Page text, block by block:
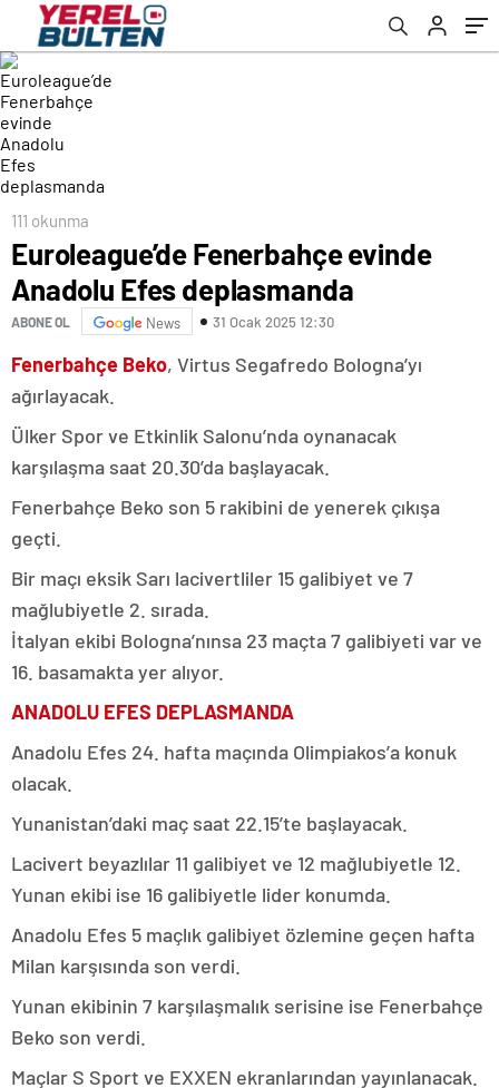
111 okunma
Euroleague’de Fenerbahçe evinde
Anadolu Efes deplasmanda
ABONE OL News 31 Ocak 2025 12:30
Fenerbahçe Beko, Virtus Segafredo Bologna’yı
ağırlayacak.
Ülker Spor ve Etkinlik Salonu’nda oynanacak
karşılaşma saat 20.30’da başlayacak.
Fenerbahçe Beko son 5 rakibini de yenerek çıkışa
geçti.
Bir maçı eksik Sarı lacivertliler 15 galibiyet ve 7
mağlubiyetle 2. sırada.
İtalyan ekibi Bologna’nınsa 23 maçta 7 galibiyeti var ve
16. basamakta yer alıyor.
ANADOLU EFES DEPLASMANDA
Anadolu Efes 24. hafta maçında Olimpiakos’a konuk
olacak.
Yunanistan’daki maç saat 22.15’te başlayacak.
Lacivert beyazlılar 11 galibiyet ve 12 mağlubiyetle 12.
Yunan ekibi ise 16 galibiyetle lider konumda.
Anadolu Efes 5 maçlık galibiyet özlemine geçen hafta
Milan karşısında son verdi.
Yunan ekibinin 7 karşılaşmalık serisine ise Fenerbahçe
Beko son verdi.
Maçlar S Sport ve EXXEN ekranlarından yayınlanacak.